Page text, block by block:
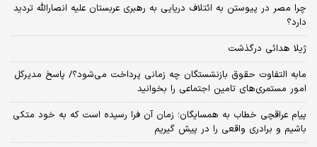
چرا مصر در پیوستن به ائتلاف دریایی به رهبری عربستان علیه انصارالله تردید
دارد؟
ژیلا هدائی درگذشت
مابه التفاوت حقوق بازنشستگان چه زمانی پرداخت می‌شود؟/ پاسخ مدیرکل
امور مستمری‌های تامین اجتماعی را بخوانید
پیام عراقچی خطاب به همسایگان؛ زمان آن فرا رسیده است که به خود متکی
باشیم و برادری واقعی را در پیش گیریم